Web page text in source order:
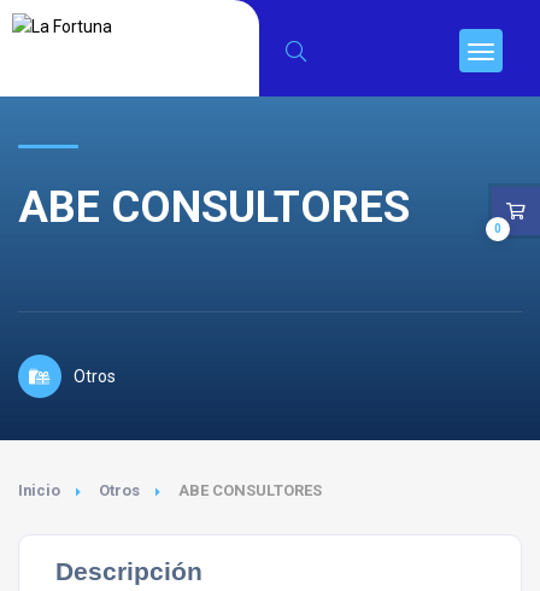
ABE CONSULTORES
Otros
Inicio Otros ABE CONSULTORES
Descripción
0